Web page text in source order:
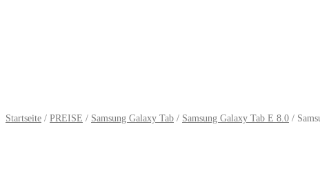
Startseite / PREISE / Samsung Galaxy Tab / Samsung Galaxy Tab E 8.0 /